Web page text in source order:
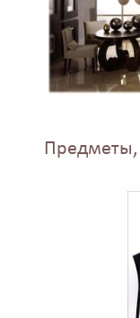
Предметы,